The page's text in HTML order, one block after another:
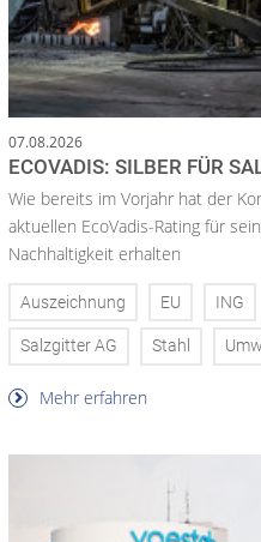
07.08.2026
ECOVADIS: SILBER FÜR
Wie bereits im Vorjahr hat der
aktuellen EcoVadis-Rating für
Nachhaltigkeit erhalten
Auszeichnung EU ING
Salzgitter AG Stahl
Mehr erfahren